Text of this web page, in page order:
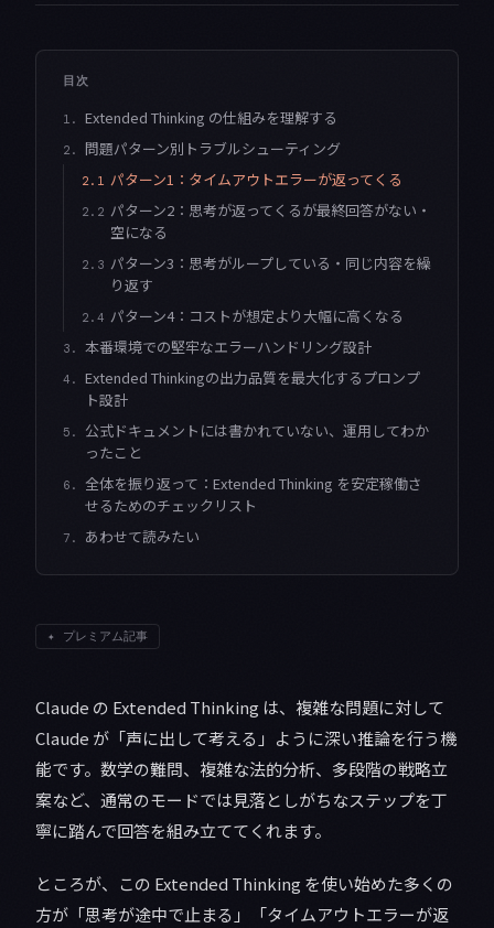
目次
1. Extended Thinking の仕組みを理解する
2. 問題パターン別トラブルシューティング
2.1 パターン1：タイムアウトエラーが返ってくる
2.2 パターン2：思考が返ってくるが最終回答がない・
空になる
2.3 パターン3：思考がループしている・同じ内容を繰
り返す
2.4 パターン4：コストが想定より大幅に高くなる
3. 本番環境での堅牢なエラーハンドリング設計
4.
Extended Thinkingの出力品質を最大化するプロンプ
ト設計
5.
公式ドキュメントには書かれていない、運用してわか
ったこと
6.
全体を振り返って：Extended Thinking を安定稼働さ
せるためのチェックリスト
7. あわせて読みたい
✦ プレミアム記事
Claude の Extended Thinking は、複雑な問題に対して
Claude が「声に出して考える」ように深い推論を行う機
能です。数学の難問、複雑な法的分析、多段階の戦略立
案など、通常のモードでは見落としがちなステップを丁
寧に踏んで回答を組み立ててくれます。
ところが、この Extended Thinking を使い始めた多くの
方が「思考が途中で止まる」「タイムアウトエラーが返